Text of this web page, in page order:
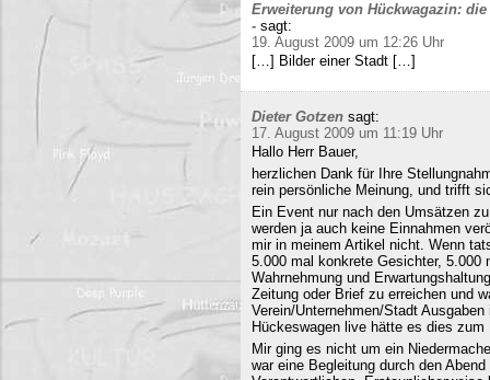
Erweiterung von Hückwagazin:
- sagt:
19. August 2009 um 12:26 Uhr
[…] Bilder einer Stadt […]
Dieter Gotzen sagt:
17. August 2009 um 11:19 Uhr
Hallo Herr Bauer,
herzlichen Dank für Ihre
rein persönliche Meinung, und trifft
Ein Event nur nach den Umsätzen
werden ja auch keine Einnahmen
mir in meinem Artikel nicht. Wenn
5.000 mal konkrete Gesichter, 5.000
Wahrnehmung und
Zeitung oder Brief zu erreichen und
Verein/Unternehmen/Stadt
Hückeswagen live hätte es dies zum
Mir ging es nicht um ein
war eine Begleitung durch den